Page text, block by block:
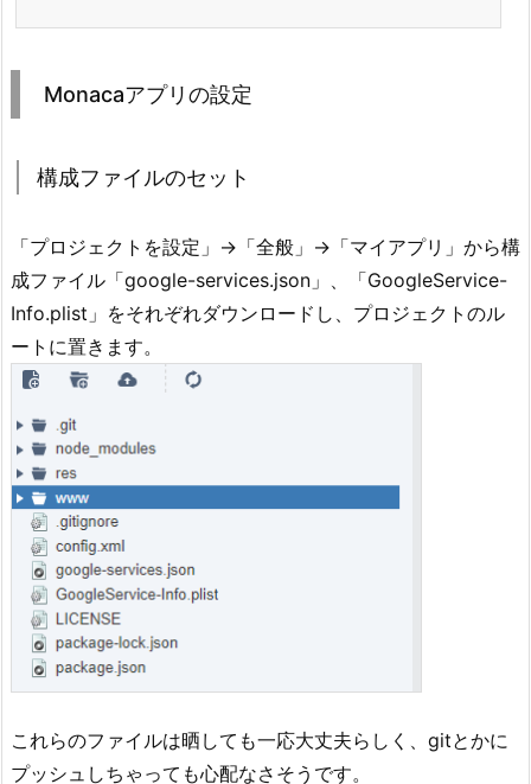
Monacaアプリの設定
構成ファイルのセット
「プロジェクトを設定」→「全般」→「マイアプリ」から構
成ファイル「google-services.json」、「GoogleService-
Info.plist」をそれぞれダウンロードし、プロジェクトのル
ートに置きます。
これらのファイルは晒しても一応大丈夫らしく、gitとかに
プッシュしちゃっても心配なさそうです。